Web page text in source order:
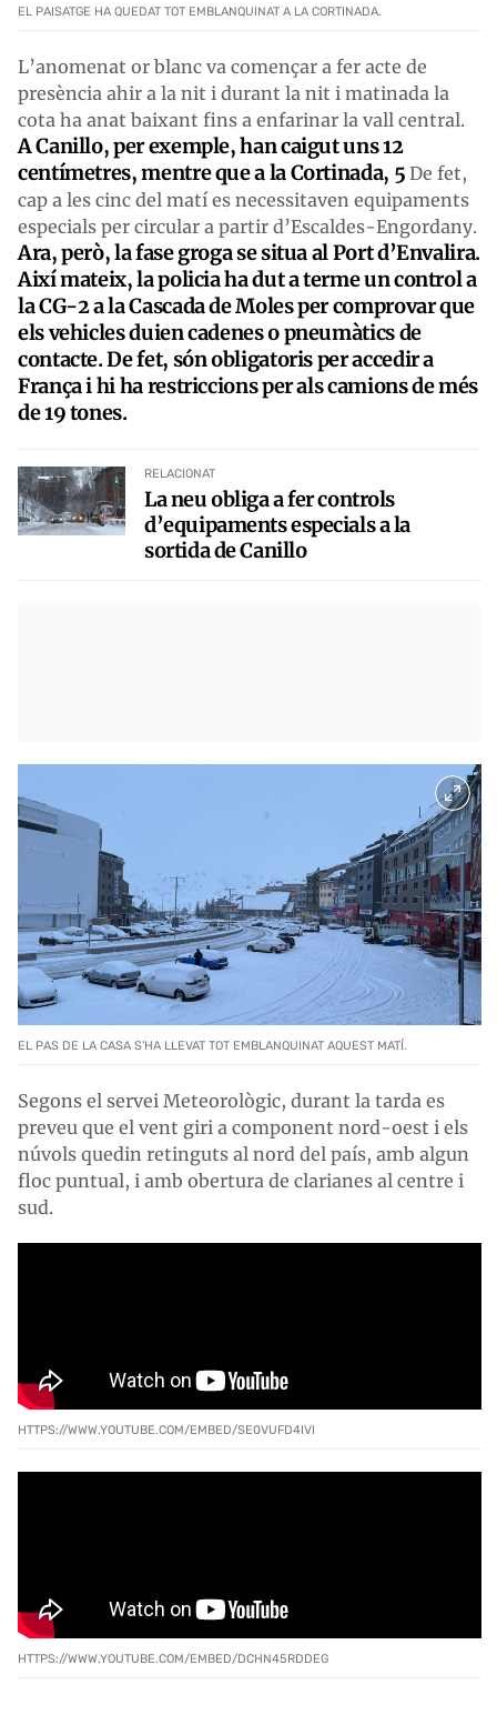
EL PAISATGE HA QUEDAT TOT EMBLANQUINAT A LA CORTINADA.
L’anomenat or blanc va començar a fer acte de
presència ahir a la nit i durant la nit i matinada la
cota ha anat baixant fins a enfarinar la vall central.
A Canillo, per exemple, han caigut uns 12
centímetres, mentre que a la Cortinada, 5 De fet,
cap a les cinc del matí es necessitaven equipaments
especials per circular a partir d’Escaldes-Engordany.
Ara, però, la fase groga se situa al Port d’Envalira.
Així mateix, la policia ha dut a terme un control a
la CG-2 a la Cascada de Moles per comprovar que
els vehicles duien cadenes o pneumàtics de
contacte. De fet, són obligatoris per accedir a
França i hi ha restriccions per als camions de més
de 19 tones.
RELACIONAT
La neu obliga a fer controls
d’equipaments especials a la
sortida de Canillo
EL PAS DE LA CASA S'HA LLEVAT TOT EMBLANQUINAT AQUEST MATÍ.
Segons el servei Meteorològic, durant la tarda es
preveu que el vent giri a component nord-oest i els
núvols quedin retinguts al nord del país, amb algun
floc puntual, i amb obertura de clarianes al centre i
sud.
HTTPS://WWW.YOUTUBE.COM/EMBED/SE0VUFD4IVI
HTTPS://WWW.YOUTUBE.COM/EMBED/DCHN45RDDEG